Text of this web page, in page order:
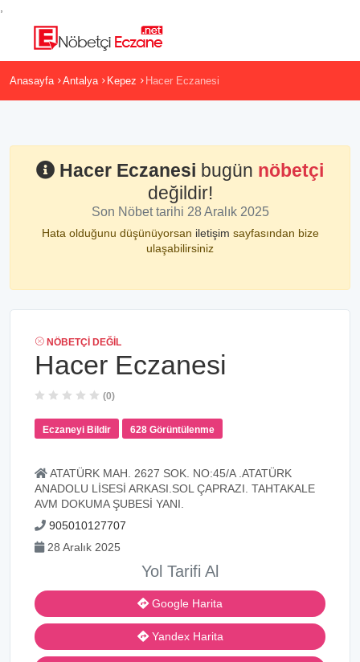
Anasayfa Antalya Kepez Hacer Eczanesi
Hacer Eczanesi bugün nöbetçi
değildir!
Son Nöbet tarihi 28 Aralık 2025
Hata olduğunu düşünüyorsan iletişim sayfasından bize
ulaşabilirsiniz
NÖBETÇI DEĞIL
Hacer Eczanesi
(0)
Eczaneyi Bildir 628 Görüntülenme
ATATÜRK MAH. 2627 SOK. NO:45/A .ATATÜRK
ANADOLU LİSESİ ARKASI.SOL ÇAPRAZI. TAHTAKALE
AVM DOKUMA ŞUBESİ YANI.
905010127707
28 Aralık 2025
Yol Tarifi Al
Google Harita
Yandex Harita